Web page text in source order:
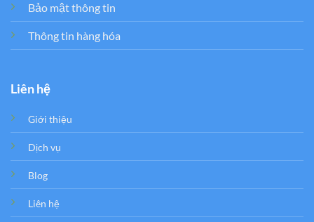
Bảo mật thông tin
Thông tin hàng hóa
Liên hệ
Giới thiệu
Dịch vụ
Blog
Liên hệ